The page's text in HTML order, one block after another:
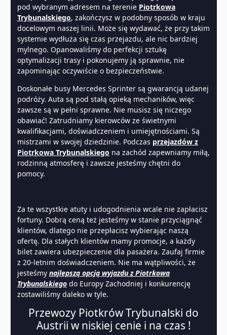
pod wybranym adresem na terenie Piotrkowa
Trybunalskiego, zakończysz w podobny sposób w kraju
docelowym naszej linii. Może się wydawać, że przy takim
systemie wydłuża się czas przejazdu, ale nic bardziej
mylnego. Opanowaliśmy do perfekcji sztukę
optymalizacji trasy i pokonujemy ją sprawnie, nie
zapominając oczywiście o bezpieczeństwie.
Doskonałe busy Mercedes Sprinter są gwarancją udanej
podróży. Auta są pod stałą opieką mechaników, więc
zawsze są w pełni sprawne. Nie musisz się niczego
obawiać! Zatrudniamy kierowców ze świetnymi
kwalifikacjami, doświadczeniem i umiejętnościami. Są
mistrzami w swojej dziedzinie. Podczas przejazdów z
Piotrkowa Trybunalskiego na zachód zapewniamy miłą,
rodzinną atmosferę i zawsze jesteśmy chętni do
pomocy.
Za te wszystkie atuty i udogodnienia wcale nie zapłacisz
fortuny. Dobrą ceną też jesteśmy w stanie przyciągnąć
klientów, dlatego nie przepłacisz wybierając naszą
ofertę. Dla stałych klientów mamy promocje, a każdy
bilet zawiera ubezpieczenie dla pasażera. Zaufaj firmie
z 20-letnim doświadczeniem. Nie ma wątpliwości, że
jesteśmy najlepszą opcją wyjazdu z Piotrkowa
Trybunalskiego do Europy Zachodniej i konkurencję
zostawiliśmy daleko w tyle.
Przewozy Piotkrów Trybunalski do
Austrii w niskiej cenie i na czas !